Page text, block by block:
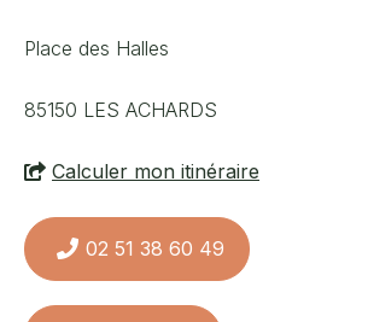
Place des Halles
85150 LES ACHARDS
Calculer mon itinéraire
02 51 38 60 49